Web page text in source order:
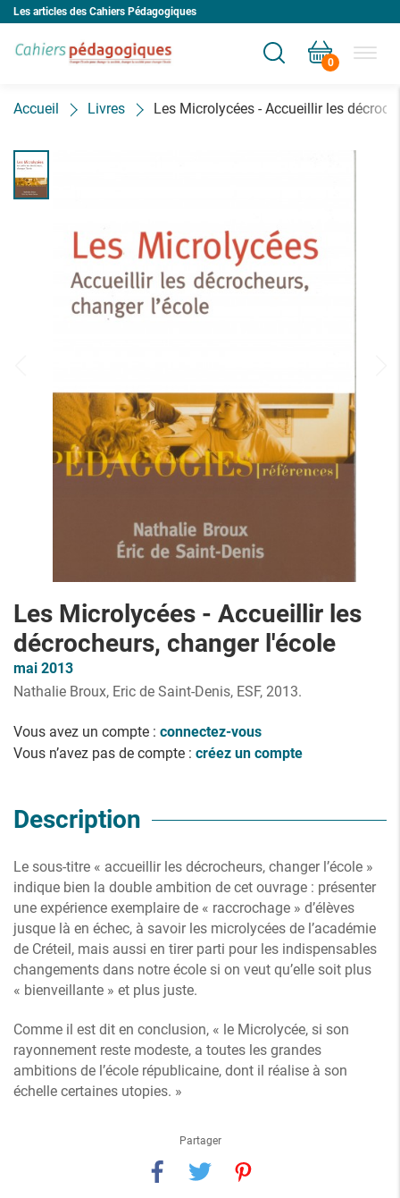
Les articles des Cahiers Pédagogiques
0
Votre panier est vide
Accueil Livres Les Microlycées - Accueillir les
Les Microlycées - Accueillir les
décrocheurs, changer l'école
mai 2013
Nathalie Broux, Eric de Saint-Denis, ESF, 2013.
Vous avez un compte : connectez-vous
Vous n’avez pas de compte : créez un compte
Description
Le sous-titre « accueillir les décrocheurs, changer l’école »
indique bien la double ambition de cet ouvrage : présenter
une expérience exemplaire de « raccrochage » d’élèves
jusque là en échec, à savoir les microlycées de l’académie
de Créteil, mais aussi en tirer parti pour les indispensables
changements dans notre école si on veut qu’elle soit plus
« bienveillante » et plus juste.
Comme il est dit en conclusion, « le Microlycée, si son
rayonnement reste modeste, a toutes les grandes
ambitions de l’école républicaine, dont il réalise à son
échelle certaines utopies. »
Partager